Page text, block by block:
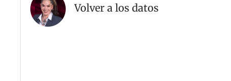
Volver a los datos